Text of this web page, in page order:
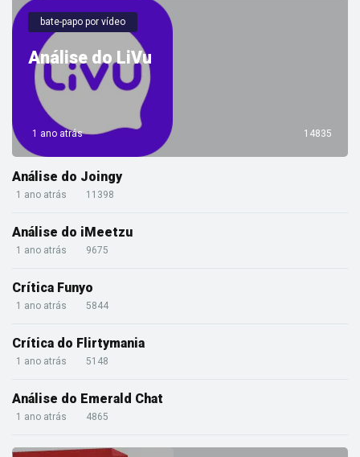
bate-papo por vídeo
Análise do LiVu
1 ano atrás 14835
Análise do Joingy
1 ano atrás 11398
Análise do iMeetzu
1 ano atrás 9675
Crítica Funyo
1 ano atrás 5844
Crítica do Flirtymania
1 ano atrás 5148
Análise do Emerald Chat
1 ano atrás 4865